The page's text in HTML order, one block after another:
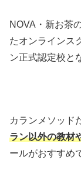
NOVA・新お茶
たオンラインス
ン正式認定校と
カランメソッド
ラン以外の教材
ールがおすすめ